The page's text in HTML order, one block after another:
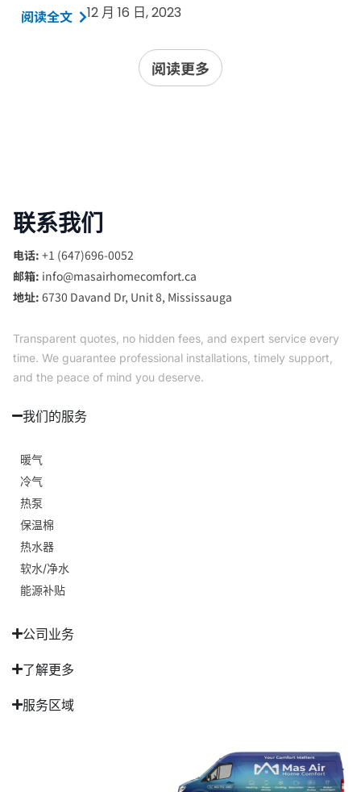
阅读全文 12 月 16 日, 2023
阅读更多
联系我们
电话: +1 (647)696-0052
邮箱: info@masairhomecomfort.ca
地址: 6730 Davand Dr, Unit 8, Mississauga
Transparent quotes, no hidden fees, and expert service every
time. We guarantee professional installations, timely support,
and the peace of mind you deserve.
我们的服务
暖气
冷气
热泵
保温棉
热水器
软水/净水
能源补贴
公司业务
了解更多
服务区域